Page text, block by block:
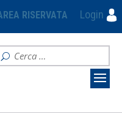
RISERVATA Login